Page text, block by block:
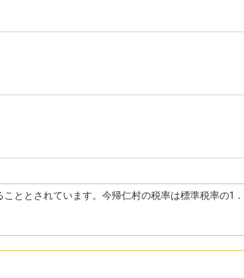
ととされています。今帰仁村の税率は標準税率の1．